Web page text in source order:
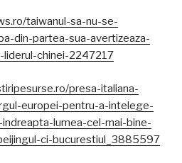
taiwanul-sa-nu-se-
din-partea-sua-avertizeaza-
chinei-2247217
presa-italiana-
europei-pentru-a-intelege-
lumea-cel-mai-bine-
ci-bucurestiul_3885597